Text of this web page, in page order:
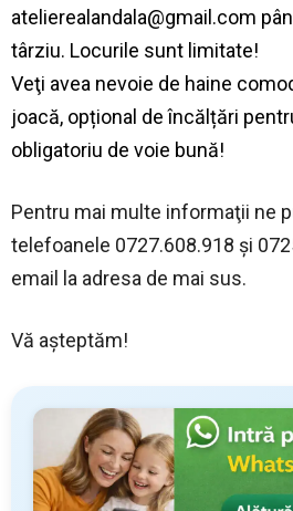
atelierealandala@gmail.com
târziu. Locurile sunt limitate!
Veţi avea nevoie de haine
joacă, opțional de încălțări
obligatoriu de voie bună!
Pentru mai multe informaţii ne
telefoanele 0727.608.918 şi
email la adresa de mai sus.
Vă aşteptăm!